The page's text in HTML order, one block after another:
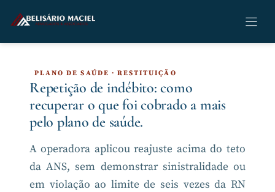
para
o
PLANO DE SAÚDE · RESTITUIÇÃO
Repetição de indébito: como
recuperar o que foi cobrado a mais
pelo plano de saúde.
A operadora aplicou reajuste acima do teto
da ANS, sem demonstrar sinistralidade ou
em violação ao limite de seis vezes da RN